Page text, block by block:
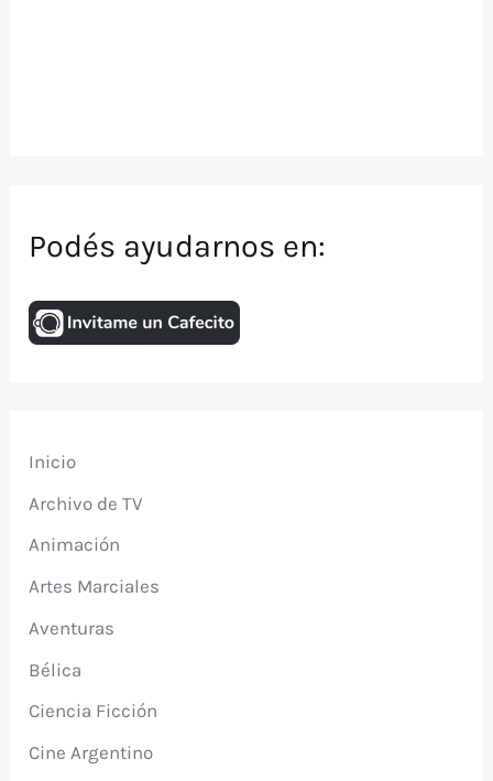
Podés ayudarnos en:
Inicio
Archivo de TV
Animación
Artes Marciales
Aventuras
Bélica
Ciencia Ficción
Cine Argentino